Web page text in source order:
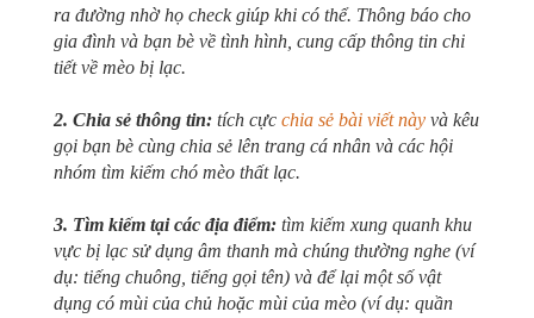
ra đường nhờ họ check giúp khi có thể. Thông báo cho
gia đình và bạn bè về tình hình, cung cấp thông tin chi
tiết về mèo bị lạc.
2. Chia sẻ thông tin: tích cực chia sẻ bài viết này và kêu
gọi bạn bè cùng chia sẻ lên trang cá nhân và các hội
nhóm tìm kiếm chó mèo thất lạc.
3. Tìm kiếm tại các địa điểm: tìm kiếm xung quanh khu
vực bị lạc sử dụng âm thanh mà chúng thường nghe (ví
dụ: tiếng chuông, tiếng gọi tên) và để lại một số vật
dụng có mùi của chủ hoặc mùi của mèo (ví dụ: quần